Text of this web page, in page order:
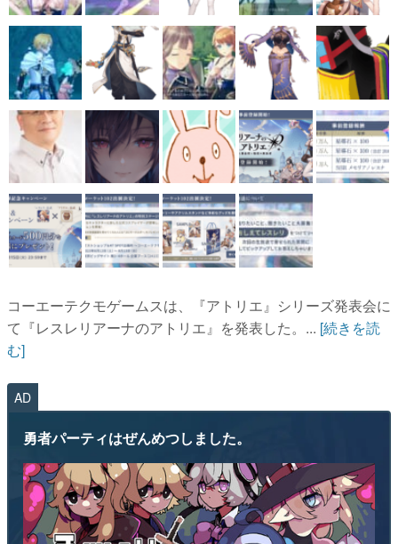
コーエーテクモゲームスは、『アトリエ』シリーズ発表会に
て『レスレリアーナのアトリエ』を発表した。... [続きを読
む]
AD
勇者パーティはぜんめつしました。